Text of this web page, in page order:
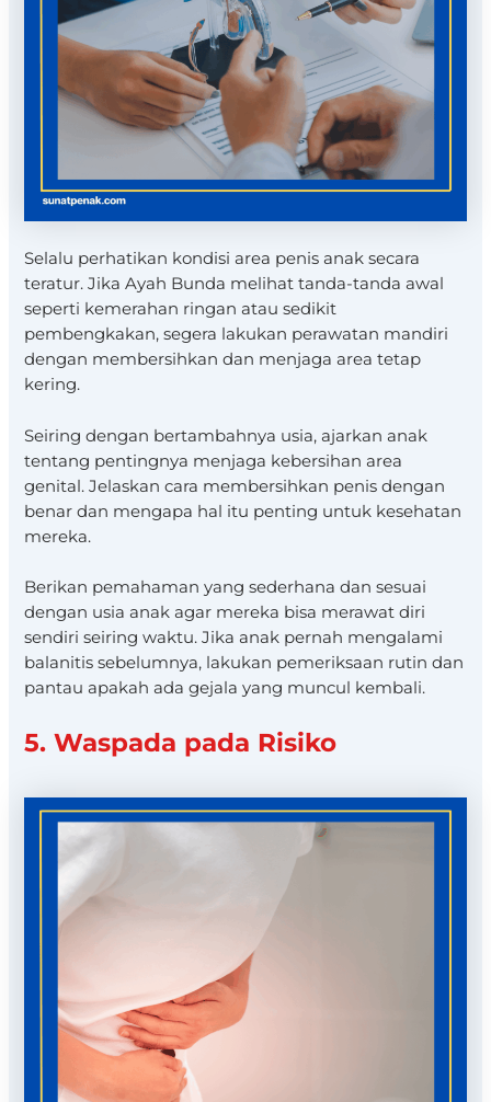
Selalu perhatikan kondisi area penis anak secara
teratur. Jika Ayah Bunda melihat tanda-tanda awal
seperti kemerahan ringan atau sedikit
pembengkakan, segera lakukan perawatan mandiri
dengan membersihkan dan menjaga area tetap
kering.
Seiring dengan bertambahnya usia, ajarkan anak
tentang pentingnya menjaga kebersihan area
genital. Jelaskan cara membersihkan penis dengan
benar dan mengapa hal itu penting untuk kesehatan
mereka.
Berikan pemahaman yang sederhana dan sesuai
dengan usia anak agar mereka bisa merawat diri
sendiri seiring waktu. Jika anak pernah mengalami
balanitis sebelumnya, lakukan pemeriksaan rutin dan
pantau apakah ada gejala yang muncul kembali.
5. Waspada pada Risiko